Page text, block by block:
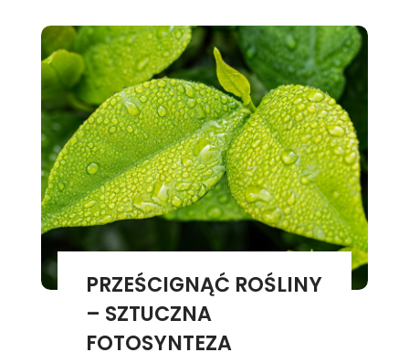
PRZEŚCIGNĄĆ ROŚLINY
– SZTUCZNA
FOTOSYNTEZA